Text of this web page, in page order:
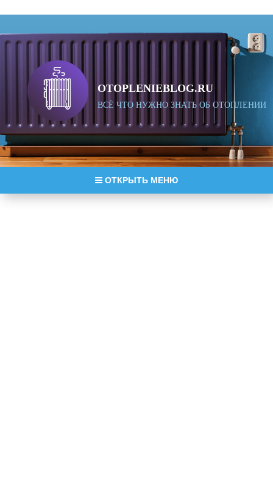
OTOPLENIEBLOG.RU
ВСЁ ЧТО НУЖНО ЗНАТЬ ОБ ОТОПЛЕНИИ
ОТКРЫТЬ МЕНЮ